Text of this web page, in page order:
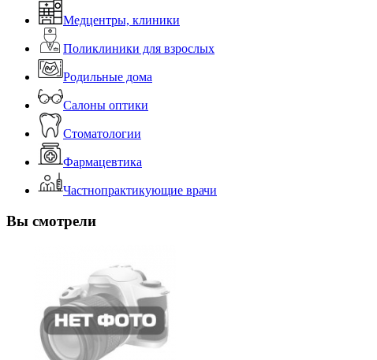
Медцентры, клиники
Поликлиники для взрослых
Родильные дома
Салоны оптики
Стоматологии
Фармацевтика
Частнопрактикующие врачи
Вы смотрели